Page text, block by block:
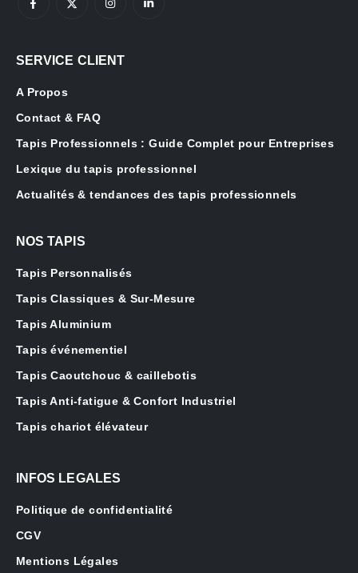
SERVICE CLIENT
A Propos
Contact & FAQ
Tapis Professionnels : Guide Complet pour Entreprises
Lexique du tapis professionnel
Actualités & tendances des tapis professionnels
NOS TAPIS
Tapis Personnalisés
Tapis Classiques & Sur-Mesure
Tapis Aluminium
Tapis événementiel
Tapis Caoutchouc & caillebotis
Tapis Anti-fatigue & Confort Industriel
Tapis chariot élévateur
INFOS LEGALES
Politique de confidentialité
CGV
Mentions Légales